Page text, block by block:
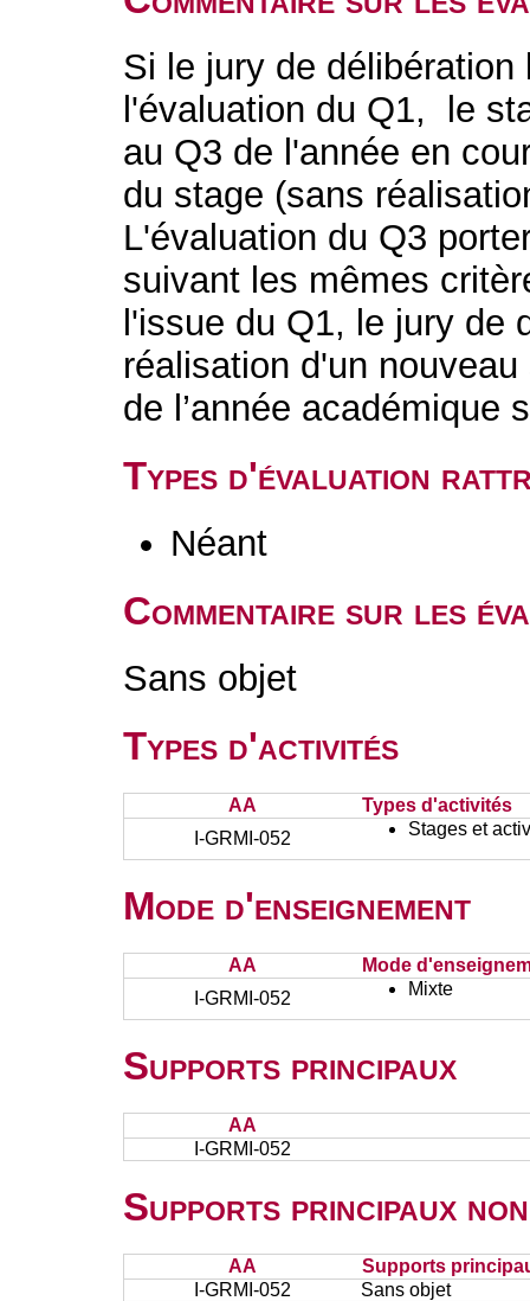
Si le jury de
l'évaluation du Q1, le
au Q3 de l'année en
du stage (sans
L'évaluation du Q3
suivant les mêmes
l'issue du Q1, le jury de
réalisation d'un
de l’année académique
Types d'évaluation
Néant
Commentaire sur les
Sans objet
Types d'activités
AA
Types d'activités
I-GRMI-052
Stages et
Mode d'enseignement
AA
Mode
I-GRMI-052
Mixte
Supports principaux
AA
I-GRMI-052
Supports principaux
AA
Supports
I-GRMI-052
Sans objet